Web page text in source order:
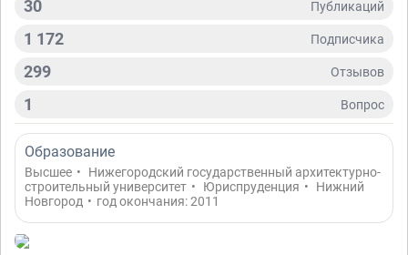
30 Публикаций
1 172 Подписчикa
299 Отзывов
1 Вопрос
Образование
Высшее •
Нижегородский государственный архитектурно-
строительный университет • Юриспруденция •
Нижний
Новгород • год окончания: 2011